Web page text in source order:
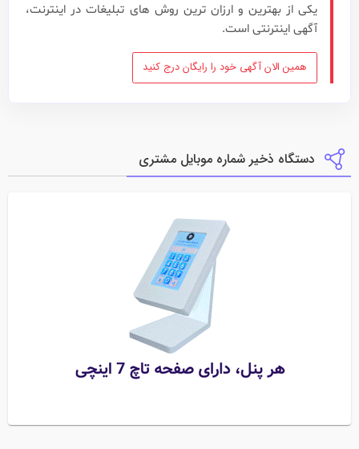
یکی از بهترین و ارزان ترین روش های تبلیغات در اینترنت،
آگهی اینترنتی است.
همین الان آگهی خود را رایگان درج کنید
دستگاه ذخیر شماره موبایل مشتری